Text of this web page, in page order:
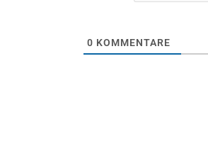
0 KOMMENTARE